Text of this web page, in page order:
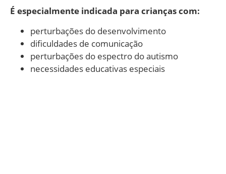
É especialmente indicada para crianças com:
perturbações do desenvolvimento
dificuldades de comunicação
perturbações do espectro do autismo
necessidades educativas especiais